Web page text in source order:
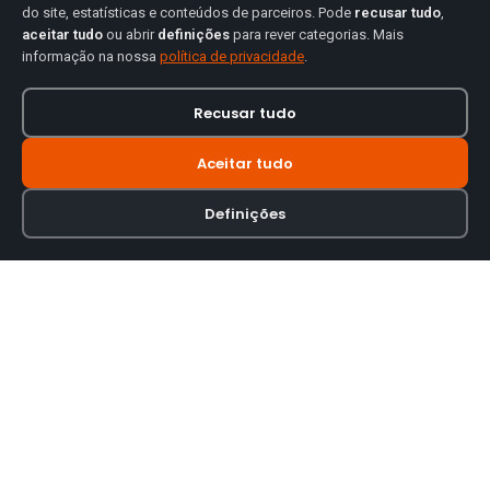
do site, estatísticas e conteúdos de parceiros. Pode recusar tudo,
aceitar tudo ou abrir definições para rever categorias. Mais
informação na nossa política de privacidade.
Recusar tudo
Aceitar tudo
Definições